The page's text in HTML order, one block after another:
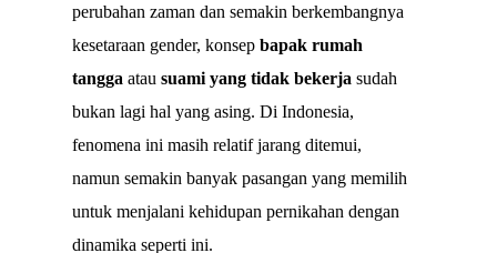
perubahan zaman dan semakin berkembangnya
kesetaraan gender, konsep bapak rumah
tangga atau suami yang tidak bekerja sudah
bukan lagi hal yang asing. Di Indonesia,
fenomena ini masih relatif jarang ditemui,
namun semakin banyak pasangan yang memilih
untuk menjalani kehidupan pernikahan dengan
dinamika seperti ini.